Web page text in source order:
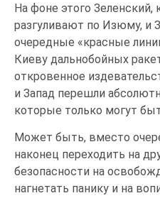
На фоне этого Зеленский,
разгуливают по Изюму, и
очередные «красные
Киеву дальнобойных
откровенное
и Запад перешли
которые только могут
Может быть, вместо
наконец переходить на
безопасности на
нагнетать панику и на